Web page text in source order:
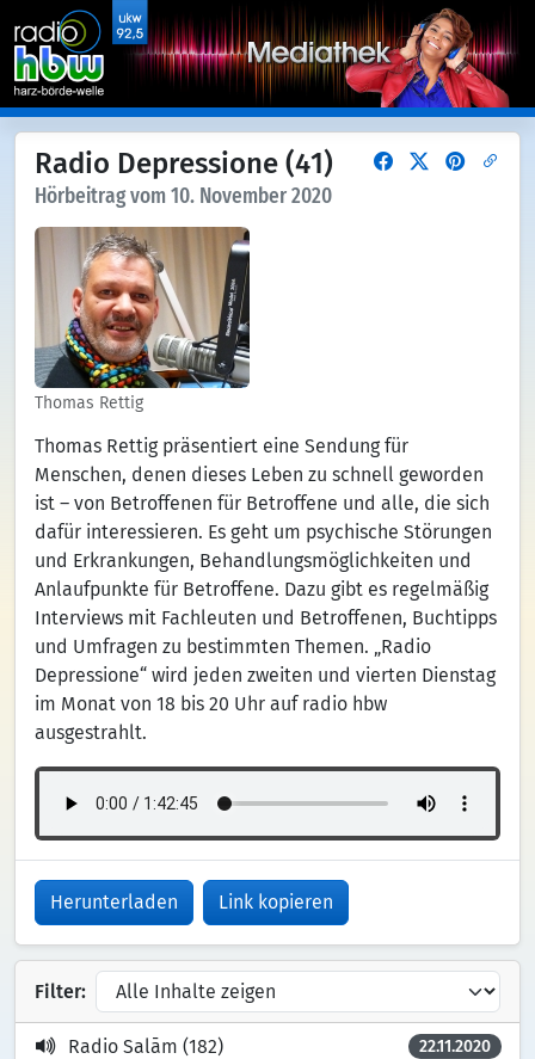
Radio Depressione (41)
Hörbeitrag vom 10. November 2020
Thomas Rettig
Thomas Rettig präsentiert eine Sendung für
Menschen, denen dieses Leben zu schnell geworden
ist – von Betroffenen für Betroffene und alle, die sich
dafür interessieren. Es geht um psychische Störungen
und Erkrankungen, Behandlungsmöglichkeiten und
Anlaufpunkte für Betroffene. Dazu gibt es regelmäßig
Interviews mit Fachleuten und Betroffenen, Buchtipps
und Umfragen zu bestimmten Themen. „Radio
Depressione“ wird jeden zweiten und vierten Dienstag
im Monat von 18 bis 20 Uhr auf radio hbw
ausgestrahlt.
Herunterladen Link kopieren
Filter:
Radio Salām (182) 22.11.2020